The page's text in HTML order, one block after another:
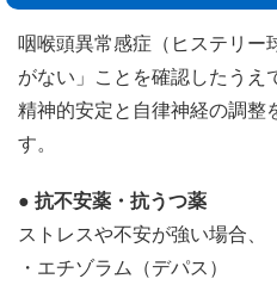
咽喉頭異常感症（ヒステリー
がない」ことを確認したうえ
精神的安定と自律神経の調整
す。
● 抗不安薬・抗うつ薬
ストレスや不安が強い場合、
・エチゾラム（デパス）